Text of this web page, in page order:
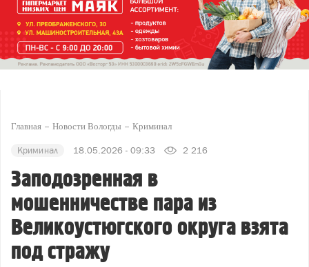
Главная Новости Вологды Криминал
Криминал 18.05.2026 - 09:33 2 216
Заподозренная в
мошенничестве пара из
Великоустюгского округа взята
под стражу